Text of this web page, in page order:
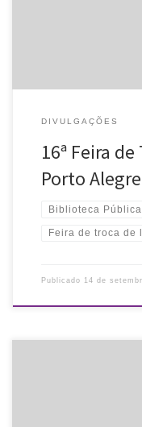
DIVULGAÇÕES
16ª Feira
Porto Alegre
Biblioteca
Feira de troca de
Publicado 14 de